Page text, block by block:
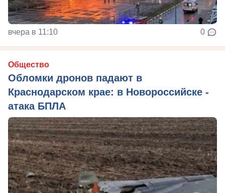
вчера в 11:10 0
Общество
Обломки дронов падают в
Краснодарском крае: в Новороссийске -
атака БПЛА